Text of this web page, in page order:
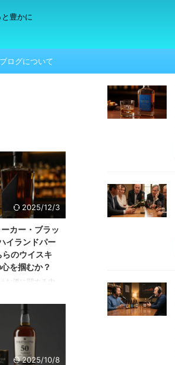
豊かに
ログについて
2025/12/3
カー・ブラッ
イランドパー
のウイスキ
を掴むか？
お酒に関する内
されています。
大巨頭、その魅
のウイスキー愛
れ続けている二
ーウォーカー・
2025/10/8